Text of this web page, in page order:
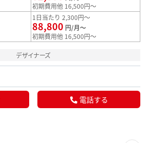
初期費用他 16,500円～
1日当たり 2,300円～
88,800 円/月～
初期費用他 16,500円～
デザイナーズ
電話する